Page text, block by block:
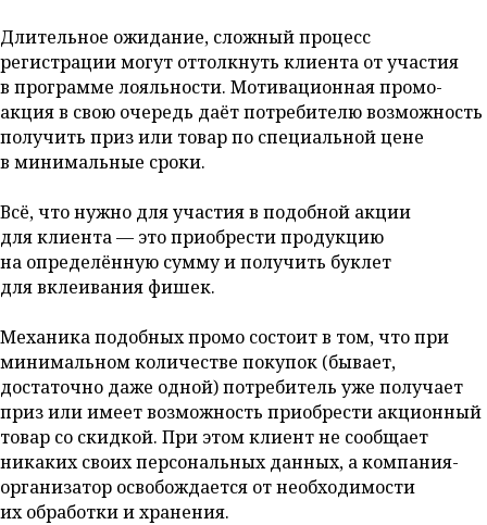
Длительное ожидание, сложный процесс
регистрации могут оттолкнуть клиента от участия
в программе лояльности. Мотивационная промо-
акция в свою очередь даёт потребителю возможность
получить приз или товар по специальной цене
в минимальные сроки.
Всё, что нужно для участия в подобной акции
для клиента — это приобрести продукцию
на определённую сумму и получить буклет
для вклеивания фишек.
Механика подобных промо состоит в том, что при
минимальном количестве покупок (бывает,
достаточно даже одной) потребитель уже получает
приз или имеет возможность приобрести акционный
товар со скидкой. При этом клиент не сообщает
никаких своих персональных данных, а компания-
организатор освобождается от необходимости
их обработки и хранения.